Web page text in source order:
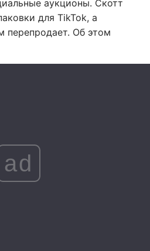
аукционы. Скотт
для TikTok, а
перепродает. Об этом
ad